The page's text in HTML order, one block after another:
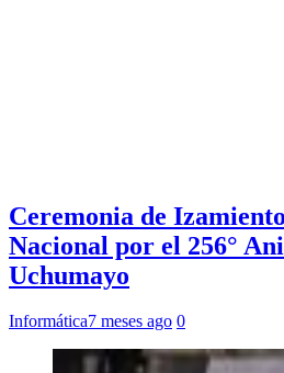
Ceremonia de
Nacional por el 256°
Uchumayo
Informática7 meses ago 0